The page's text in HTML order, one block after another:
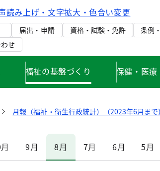
読み上げ・文字拡大・色合い変更
届出・申請 資格・試験・免許 条例
せ
福祉の基盤づくり 保健・医療
月報（福祉・衛生行政統計）（2023年6月まで）
9月 8月 7月 6月 5月